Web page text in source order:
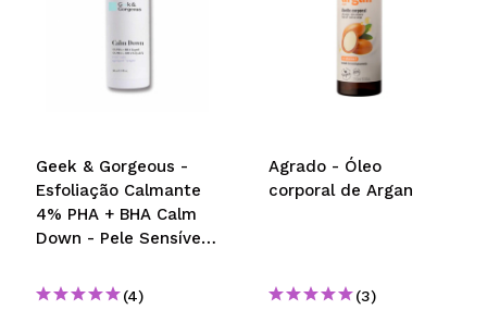
Geek & Gorgeous -
Esfoliação Calmante
4% PHA + BHA Calm
Down - Pele Sensível
(4)
Agrado - Óleo
corporal de Argan
(3)